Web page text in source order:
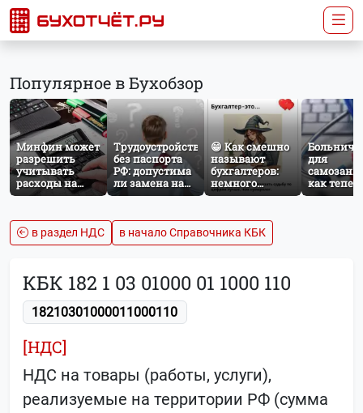
Популярное в Бухобзор
Минфин может
разрешить
учитывать
расходы на
защиту от
расчёте налога
на прибыль
Трудоустройство
без паспорта
РФ: допустима
ли замена на
загранпаспорт?
😁 Как смешно
называют
бухгалтеров:
немного
профессионального
для
как
работает
в раздел НДС в начало Справочника КБК
КБК 182 1 03 01000 01 1000 110
18210301000011000110
[НДС]
НДС на товары (работы, услуги),
реализуемые на территории РФ (сумма